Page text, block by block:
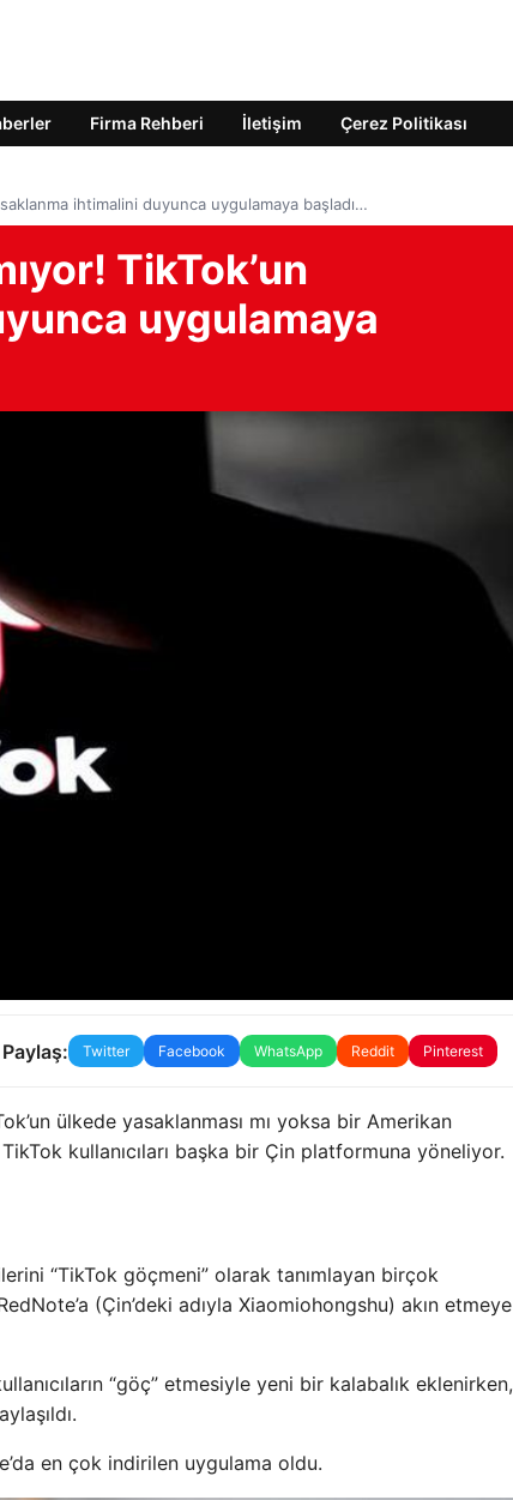
Firma Rehberi İletişim Çerez Politikası
ihtimalini duyunca uygulamaya başladı…
TikTok’un
uygulamaya
Paylaş: Twitter Facebook WhatsApp Reddit Pinterest
ülkede yasaklanması mı yoksa bir Amerikan
kullanıcıları başka bir Çin platformuna yöneliyor.
“TikTok göçmeni” olarak tanımlayan birçok
(Çin’deki adıyla Xiaomiohongshu) akın etmeye
“göç” etmesiyle yeni bir kalabalık eklenirken,
en çok indirilen uygulama oldu.